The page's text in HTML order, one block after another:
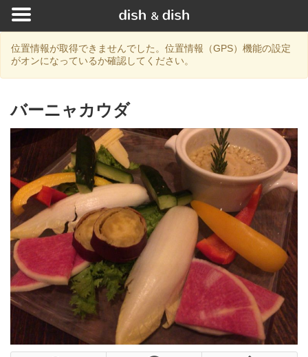
位置情報が取得できませんでした。位置情報（GPS）機能の設定
がオンになっているか確認してください。
バーニャカウダ